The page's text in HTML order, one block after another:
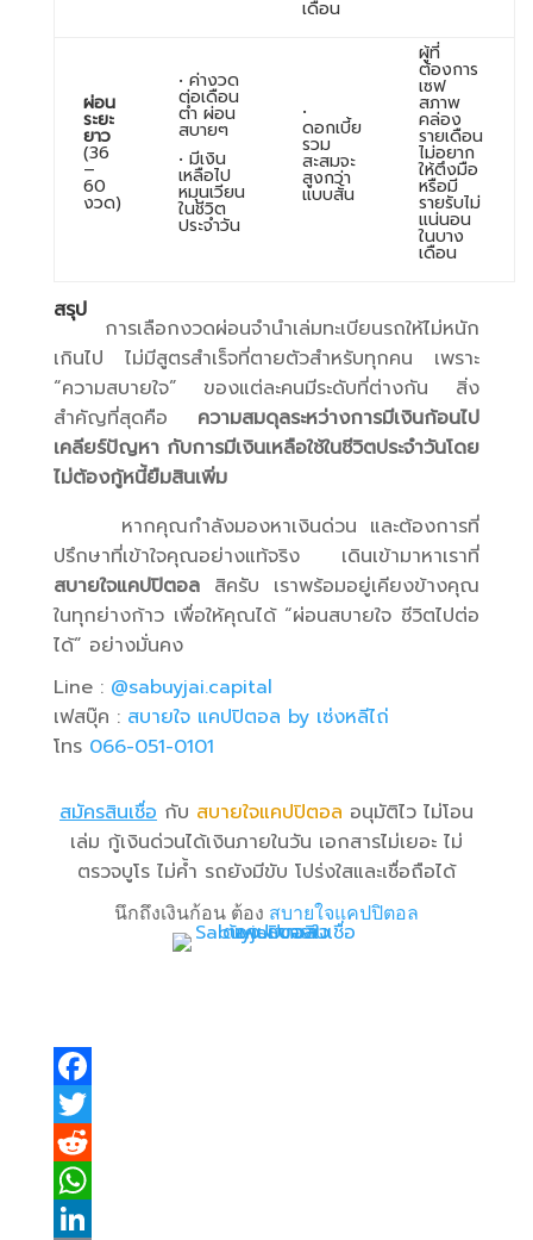
เดือน
ผ่อน
ระยะ
ยาว
(36
–
60
งวด)
• ค่างวด
ต่อเดือน
ต่ำ ผ่อน
สบายๆ
• มีเงิน
เหลือไป
หมุนเวียน
ในชีวิต
ประจำวัน
•
ดอกเบี้ย
รวม
สะสมจะ
สูงกว่า
แบบสั้น
ผู้ที่
ต้องการ
เซฟ
สภาพ
คล่อง
รายเดือน
ไม่อยาก
ให้ตึงมือ
หรือมี
รายรับไม่
แน่นอน
ในบาง
เดือน
สรุป
การเลือกงวดผ่อนจำนำเล่มทะเบียนรถให้ไม่หนัก
เกินไป ไม่มีสูตรสำเร็จที่ตายตัวสำหรับทุกคน เพราะ
“ความสบายใจ” ของแต่ละคนมีระดับที่ต่างกัน สิ่ง
สำคัญที่สุดคือ ความสมดุลระหว่างการมีเงินก้อนไป
เคลียร์ปัญหา กับการมีเงินเหลือใช้ในชีวิตประจำวันโดย
ไม่ต้องกู้หนี้ยืมสินเพิ่ม
หากคุณกำลังมองหาเงินด่วน และต้องการที่
ปรึกษาที่เข้าใจคุณอย่างแท้จริง เดินเข้ามาหาเราที่
สบายใจแคปปิตอลสิครับ เราพร้อมอยู่เคียงข้างคุณ
ในทุกย่างก้าว เพื่อให้คุณได้ “ผ่อนสบายใจ ชีวิตไปต่อ
ได้” อย่างมั่นคง
Line : @sabuyjai.capital
เฟสบุ๊ค : สบายใจ แคปปิตอล by เซ่งหลีไถ่
โทร 066-051-0101
สมัครสินเชื่อกับ สบายใจแคปปิตอล อนุมัติไว ไม่โอน
เล่ม กู้เงินด่วนได้เงินภายในวัน เอกสารไม่เยอะ ไม่
ตรวจบูโร ไม่ค้ำ รถยังมีขับ โปร่งใสและเชื่อถือได้
นึกถึงเงินก้อน ต้อง สบายใจแคปปิตอล
F
a
c
e
T
w
R
eW